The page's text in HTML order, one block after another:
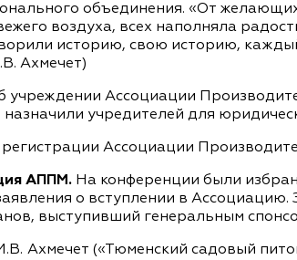
объединения. «От
воздуха, всех наполняла
историю, свою историю,
Ахмечет)
учреждении Ассоциации
учредителей для
Ассоциации
АППМ. На конференции были
о вступлении в
выступивший генеральным
Ахмечет («Тюменский садовый